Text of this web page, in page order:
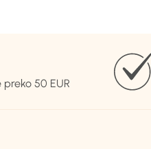
50 EUR